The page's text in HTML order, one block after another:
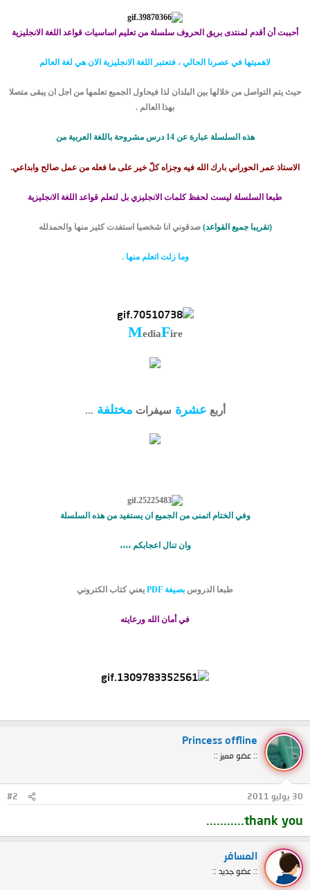
أحببت أن أقدم لمنتدى بريق الحروف سلسلة من تعليم اساسيات قواعد اللغة الانجليزية
لاهميتها في عصرنا الحالي ، فتعتبر اللغة الانجليزية الان هي لغة العالم
حيث يتم التواصل من خلالها بين البلدان لذا فيحاول الجميع تعلمها من اجل ان يبقى متصلا
بهذا العالم .
هذه السلسلة عبارة عن 14 درس مشروحة باللغة العربية من
الاستاذ عمر الحوراني بارك الله فيه وجزاه كلّ خير على ما فعله من عمل صالح وابداعي.
طبعا السلسلة ليست لحفظ كلمات الانجليزي بل لتعلم قواعد اللغة الانجليزية
(تقريبا جميع القواعد)صدقوني انا شخصيا استفدت كثير منها والحمدلله
وما زلت اتعلم منها .
MediaFire
أربع عشرة سيفرات مختلفة ...
وفي الختام اتمنى من الجميع ان يستفيد من هذه السلسلة
وان تنال اعجابكم ،،،،
طبعا الدروس بصيغة PDF يعني كتاب الكتروني
في أمان الله ورعايته
Princess offline
:: عضو مميز ::
30 يوليو 2011 #2
thank you...........
المسافر
:: عضو جديد ::